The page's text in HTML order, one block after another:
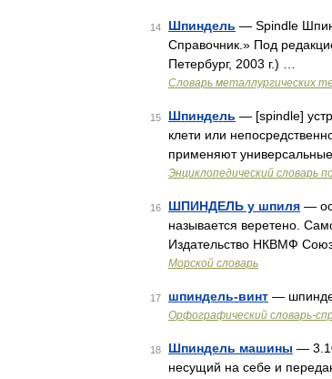
14 Шпиндель — Spindle
Справочник.» Под
Петербург, 2003 г.) …
Словарь металлургических
15 Шпиндель — [spindle]
клети или
применяют
Энциклопедический словарь
16 ШПИНДЕЛЬ у шпиля —
называется веретено.
Издательство НКВМФ
Морской словарь
17 шпиндель-винт —
Орфографический словарь-
18 Шпиндель машины —
несущий на себе и